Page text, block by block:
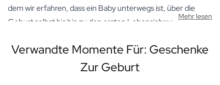
Personalisierter Tequila
Biere
Weine
Personalisierter Rotwein
dem wir erfahren, dass ein Baby unterwegs ist, über die
Geburt selbst bis hin zu den ersten Lebensjahren des
Freude zu teilen. Bei uns finden Sie eine große Auswahl an
hochwertigen, personalisierten Geschenken, die sich
Mehr lesen
Verwandte Momente Für: Geschenke
Zur Geburt